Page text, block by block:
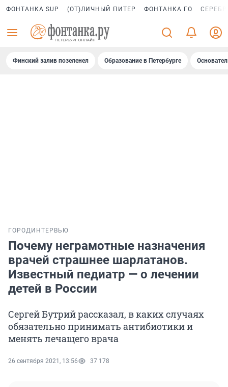
ФОНТАНКА SUP (ОТ)ЛИЧНЫЙ ПИТЕР ФОНТАНКА ГО
Финский залив позеленел Образование в Петербурге
ГОРОД ИНТЕРВЬЮ
Почему неграмотные назначения
врачей страшнее шарлатанов.
Известный педиатр — о лечении
детей в России
Сергей Бутрий рассказал, в каких случаях
обязательно принимать антибиотики и
менять лечащего врача
26 сентября 2021, 13:56 37 178